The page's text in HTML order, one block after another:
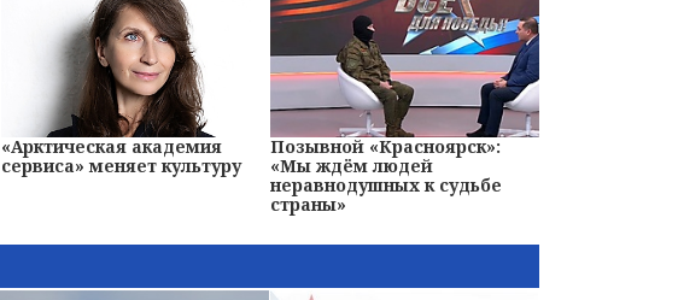
«Арктическая академия
сервиса» меняет культуру
Позывной «Красноярск»:
«Мы ждём людей
неравнодушных к судьбе
страны»